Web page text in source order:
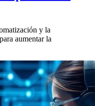
y la
aumentar la